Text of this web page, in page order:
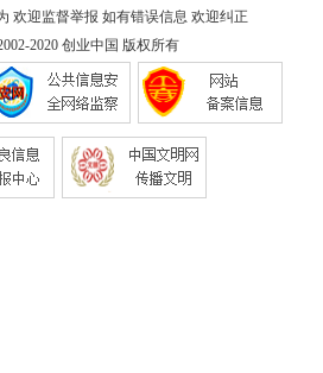
欢迎监督举报 如有错误信息 欢迎纠正
2020 创业中国 版权所有